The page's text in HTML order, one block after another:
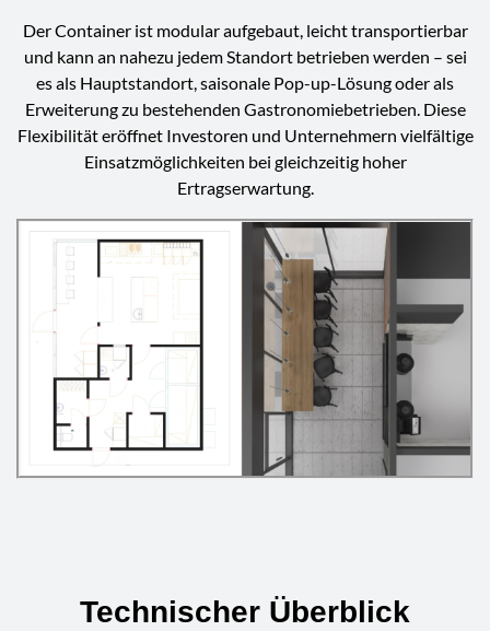
Der Container ist modular aufgebaut, leicht transportierbar
und kann an nahezu jedem Standort betrieben werden – sei
es als Hauptstandort, saisonale Pop-up-Lösung oder als
Erweiterung zu bestehenden Gastronomiebetrieben. Diese
Flexibilität eröffnet Investoren und Unternehmern vielfältige
Einsatzmöglichkeiten bei gleichzeitig hoher
Ertragserwartung.
Technischer Überblick